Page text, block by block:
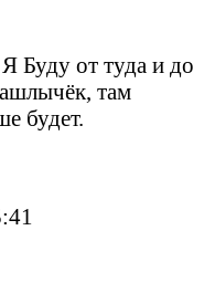
Буду от туда и до
там
будет.